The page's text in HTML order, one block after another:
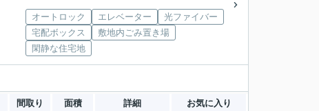
オートロック エレベーター
光ファイバー
宅配ボックス
敷地内ごみ置き場
閑静な住宅地
間取り 面積 詳細 お気に入り